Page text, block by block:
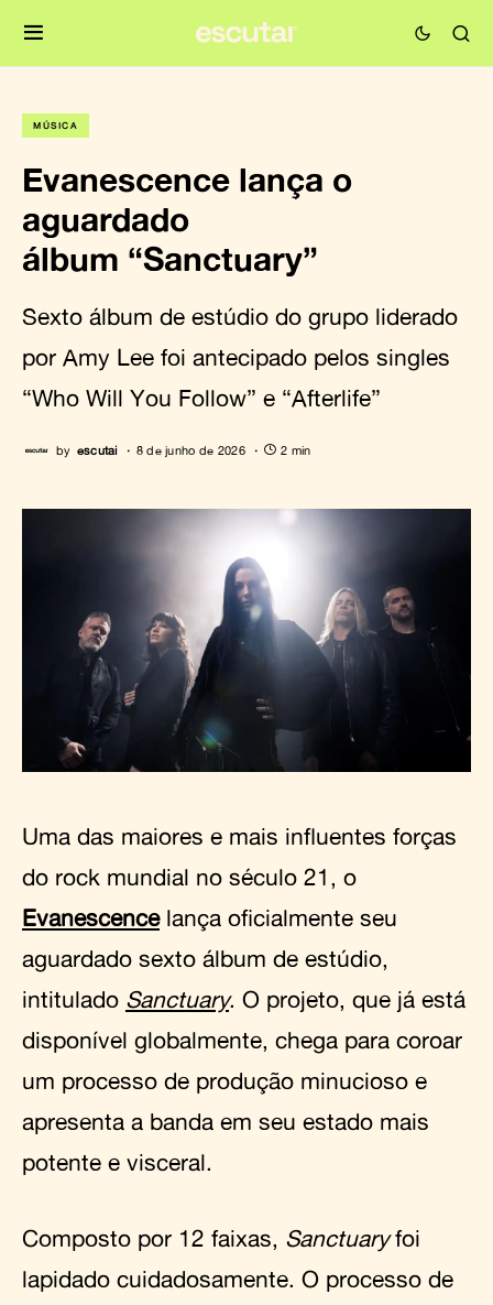
MÚSICA
Evanescence lança o
aguardado
álbum “Sanctuary”
Sexto álbum de estúdio do grupo liderado
por Amy Lee foi antecipado pelos singles
“Who Will You Follow” e “Afterlife”
by escutai 8 de junho de 2026 2 min
Uma das maiores e mais influentes forças
do rock mundial no século 21, o
Evanescencelança oficialmente seu
aguardado sexto álbum de estúdio,
intitulado Sanctuary. O projeto, que já está
disponível globalmente, chega para coroar
um processo de produção minucioso e
apresenta a banda em seu estado mais
potente e visceral.
Composto por 12 faixas, Sanctuaryfoi
lapidado cuidadosamente. O processo de